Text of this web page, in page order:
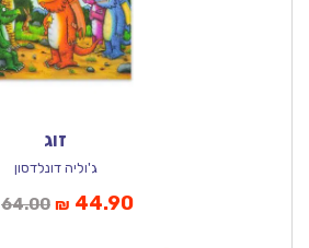
זוג
ג'וליה דונלדסון
64.00המחיר
₪ 44.90המחיר